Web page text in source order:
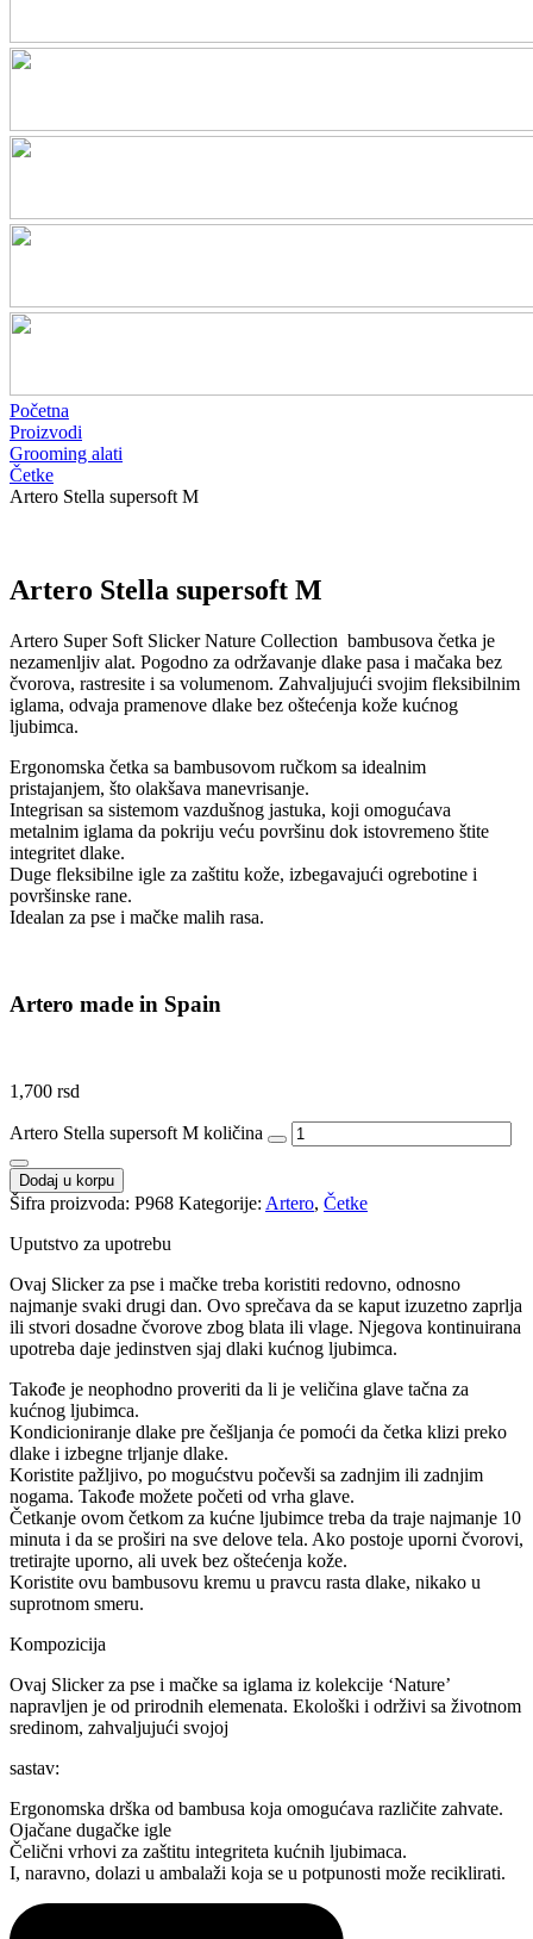
Početna
Proizvodi
Grooming alati
Četke
Artero Stella supersoft M
Artero Stella supersoft M
Artero Super Soft Slicker Nature Collection bambusova četka je
nezamenljiv alat. Pogodno za održavanje dlake pasa i mačaka bez
čvorova, rastresite i sa volumenom. Zahvaljujući svojim fleksibilnim
iglama, odvaja pramenove dlake bez oštećenja kože kućnog
ljubimca.
Ergonomska četka sa bambusovom ručkom sa idealnim
pristajanjem, što olakšava manevrisanje.
Integrisan sa sistemom vazdušnog jastuka, koji omogućava
metalnim iglama da pokriju veću površinu dok istovremeno štite
integritet dlake.
Duge fleksibilne igle za zaštitu kože, izbegavajući ogrebotine i
površinske rane.
Idealan za pse i mačke malih rasa.
Artero made in Spain
1,700 rsd
Artero Stella supersoft M količina
Dodaj u korpu
Šifra proizvoda: P968 Kategorije: Artero, Četke
Uputstvo za upotrebu
Ovaj Slicker za pse i mačke treba koristiti redovno, odnosno
najmanje svaki drugi dan. Ovo sprečava da se kaput izuzetno zaprlja
ili stvori dosadne čvorove zbog blata ili vlage. Njegova kontinuirana
upotreba daje jedinstven sjaj dlaki kućnog ljubimca.
Takođe je neophodno proveriti da li je veličina glave tačna za
kućnog ljubimca.
Kondicioniranje dlake pre češljanja će pomoći da četka klizi preko
dlake i izbegne trljanje dlake.
Koristite pažljivo, po mogućstvu počevši sa zadnjim ili zadnjim
nogama. Takođe možete početi od vrha glave.
Četkanje ovom četkom za kućne ljubimce treba da traje najmanje 10
minuta i da se proširi na sve delove tela. Ako postoje uporni čvorovi,
tretirajte uporno, ali uvek bez oštećenja kože.
Koristite ovu bambusovu kremu u pravcu rasta dlake, nikako u
suprotnom smeru.
Kompozicija
Ovaj Slicker za pse i mačke sa iglama iz kolekcije ‘Nature’
napravljen je od prirodnih elemenata. Ekološki i održivi sa životnom
sredinom, zahvaljujući svojoj
sastav:
Ergonomska drška od bambusa koja omogućava različite zahvate.
Ojačane dugačke igle
Čelični vrhovi za zaštitu integriteta kućnih ljubimaca.
I, naravno, dolazi u ambalaži koja se u potpunosti može reciklirati.